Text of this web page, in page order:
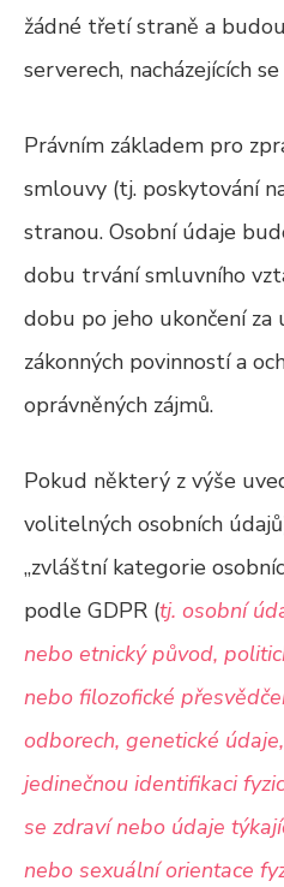
žádné třetí straně a
serverech, nacházejících
Právním základem pro
smlouvy (tj. poskytování
stranou. Osobní údaje
dobu trvání smluvního
dobu po jeho ukončení za
zákonných povinností a
oprávněných zájmů.
Pokud některý z výše
volitelných osobních
„zvláštní kategorie
podle GDPR (tj. osobní
nebo etnický původ,
nebo filozofické
odborech, genetické
jedinečnou identifikaci
se zdraví nebo údaje
nebo sexuální orientace